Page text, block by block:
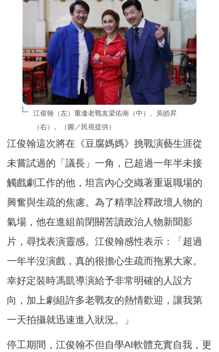
江俊翰（左）重逢老戰友梁佑南（中）、吳皓昇
（右）。（圖／民視提供）
江俊翰這次將在《豆腐媽媽》挑戰演藝生涯從
未嘗試過的「議長」一角，已超過一年半未接
觸戲劇工作的他，坦言內心交織著重返職場的
興奮與生疏的焦慮。為了精準詮釋政壇人物的
氣場，他在進組前閉關苦讀政治人物新聞影
片，尋找表演靈感。江俊翰感性表示：「超過
一年半沒演戲，真的很擔心生疏而拖累大家。
幸好定裝時馮凱導演給予非常明確的人設方
向，加上劇組許多老戰友的熱情歡迎，讓我第
一天拍攝就迅速進入狀況。」
停工期間，江俊翰不但自學AI軟體充實自我，更